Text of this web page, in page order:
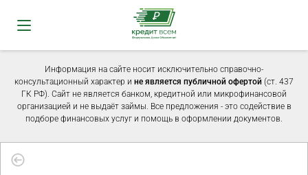
Информация на сайте носит исключительно справочно-
консультационный характер и не является публичной офертой (ст. 437
ГК РФ). Сайт не является банком, кредитной или микрофинансовой
организацией и не выдаёт займы. Все предложения - это содействие в
подборе финансовых услуг и помощь в оформлении документов.